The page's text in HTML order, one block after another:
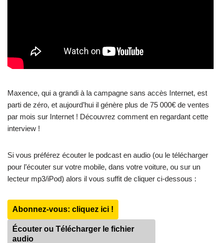
Maxence, qui a grandi à la campagne sans accès Internet, est
parti de zéro, et aujourd’hui il génère plus de 75 000€ de ventes
par mois sur Internet ! Découvrez comment en regardant cette
interview !
Si vous préférez écouter le podcast en audio (ou le télécharger
pour l’écouter sur votre mobile, dans votre voiture, ou sur un
lecteur mp3/iPod) alors il vous suffit de cliquer ci-dessous :
Abonnez-vous: cliquez ici !
Écouter ou Télécharger le fichier
audio